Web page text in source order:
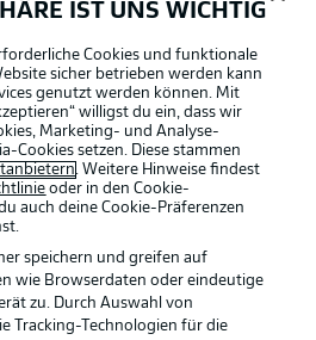
Anzeige Modus
as it's meant to be
IST UNS WICHTIG
Cookies und funktionale
sicher betrieben werden kann
genutzt werden können. Mit
willigst du ein, dass wir
Marketing- und Analyse-
Cookies setzen. Diese stammen
. Weitere Hinweise findest
oder in den Cookie-
auch deine Cookie-Präferenzen
speichern und greifen auf
wie Browserdaten oder eindeutige
zu. Durch Auswahl von
Tracking-Technologien für die